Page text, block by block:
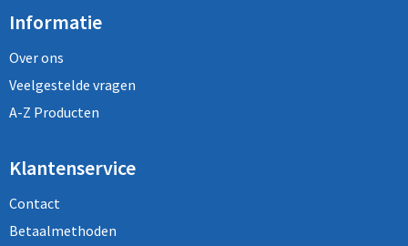
Informatie
Over ons
Veelgestelde vragen
A-Z Producten
Klantenservice
Contact
Betaalmethoden